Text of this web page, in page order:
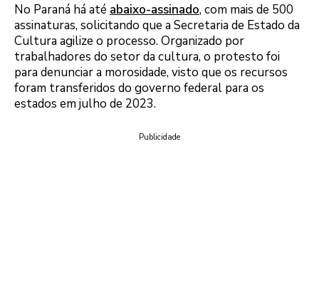
No Paraná há até abaixo-assinado, com mais de 500
assinaturas, solicitando que a Secretaria de Estado da
Cultura agilize o processo. Organizado por
trabalhadores do setor da cultura, o protesto foi
para denunciar a morosidade, visto que os recursos
foram transferidos do governo federal para os
estados em julho de 2023.
Publicidade